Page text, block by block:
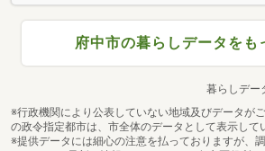
府中市の暮らしデータをも
暮らしデー
※行政機関により公表していない地域及びデータが
の政令指定都市は、市全体のデータとして表示して
※提供データには細心の注意を払っておりますが、